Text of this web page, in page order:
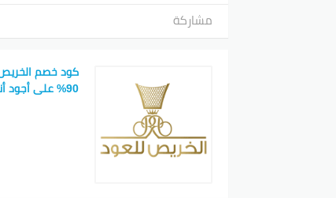
مشاركة
90% على أجود أنواع العود